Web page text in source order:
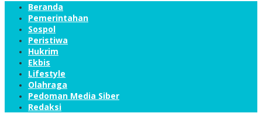
Beranda
Pemerintahan
Sospol
Peristiwa
Hukrim
Ekbis
Lifestyle
Olahraga
Pedoman Media Siber
Redaksi